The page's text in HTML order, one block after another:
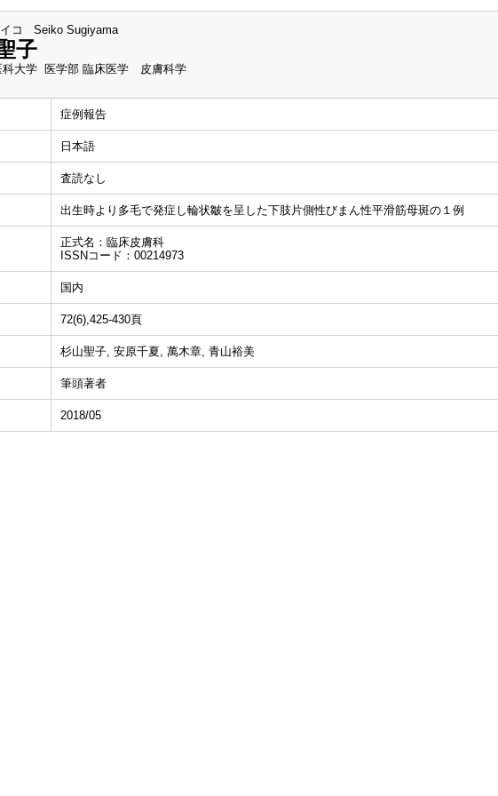
コ Seiko Sugiyama
子
科大学 医学部 臨床医学 皮膚科学
症例報告
日本語
査読なし
出生時より多毛で発症し輪状皺を呈した下肢片側性びまん性平滑筋母斑の１例
正式名：臨床皮膚科
ISSNコード：00214973
国内
72(6),425-430頁
杉山聖子, 安原千夏, 萬木章, 青山裕美
筆頭著者
2018/05